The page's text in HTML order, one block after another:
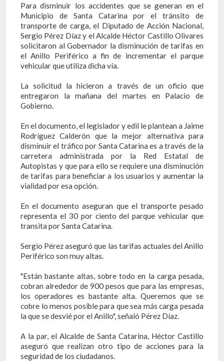
Para disminuir los accidentes que se generan en el
Municipio de Santa Catarina por el tránsito de
transporte de carga, el Diputado de Acción Nacional,
Sergio Pérez Díaz y el Alcalde Héctor Castillo Olivares
solicitaron al Gobernador la disminución de tarifas en
el Anillo Periférico a fin de incrementar el parque
vehicular que utiliza dicha vía.
La solicitud la hicieron a través de un oficio que
entregaron la mañana del martes en Palacio de
Gobierno.
En el documento, el legislador y edil le plantean a Jaime
Rodríguez Calderón que la mejor alternativa para
disminuir el tráfico por Santa Catarina es a través de la
carretera administrada por la Red Estatal de
Autopistas y que para ello se requiere una disminución
de tarifas para beneficiar a los usuarios y aumentar la
vialidad por esa opción.
En el documento aseguran que el transporte pesado
representa el 30 por ciento del parque vehicular que
transita por Santa Catarina.
Sergio Pérez aseguró que las tarifas actuales del Anillo
Periférico son muy altas.
"Están bastante altas, sobre todo en la carga pesada,
cobran alrededor de 900 pesos que para las empresas,
los operadores es bastante alta. Queremos que se
cobre lo menos posible para que sea más carga pesada
la que se desvié por el Anillo", señaló Pérez Díaz.
A la par, el Alcalde de Santa Catarina, Héctor Castillo
aseguró que realizan otro tipo de acciones para la
seguridad de los ciudadanos.